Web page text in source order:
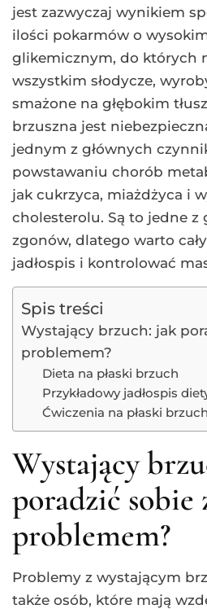
jest zazwyczaj wynikiem
ilości pokarmów o
glikemicznym, do których
wszystkim słodycze,
smażone na głębokim
brzuszna jest
jednym z głównych
powstawaniu chorób
jak cukrzyca, miażdżyca i
cholesterolu. Są to jedne z
zgonów, dlatego warto
jadłospis i kontrolować
Spis treści
Wystający brzuch: jak
problemem?
Dieta na płaski brzuch
Przykładowy jadłospis
Ćwiczenia na płaski brzuch
Wystający
poradzić sobie
problemem?
Problemy z wystającym
także osób, które mają